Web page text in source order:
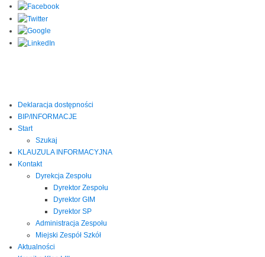
Deklaracja dostępności
BIP/INFORMACJE
Start
Szukaj
KLAUZULA INFORMACYJNA
Kontakt
Dyrekcja Zespołu
Dyrektor Zespołu
Dyrektor GIM
Dyrektor SP
Administracja Zespołu
Miejski Zespół Szkół
Aktualności